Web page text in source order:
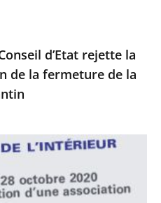
d’Etat rejette la
de la fermeture de la